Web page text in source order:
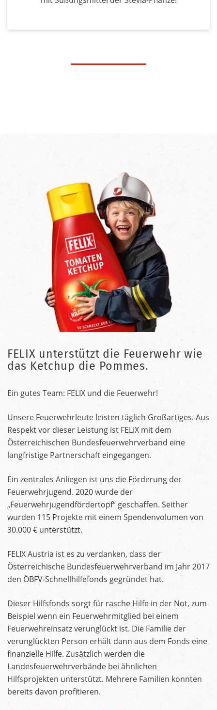
FELIX unterstützt die Feuerwehr wie
das Ketchup die Pommes.
Ein gutes Team: FELIX und die Feuerwehr!
Unsere Feuerwehrleute leisten täglich Großartiges. Aus
Respekt vor dieser Leistung ist FELIX mit dem
Österreichischen Bundesfeuerwehrverband eine
langfristige Partnerschaft eingegangen.
Ein zentrales Anliegen ist uns die Förderung der
Feuerwehrjugend. 2020 wurde der
„Feuerwehrjugendfördertopf“ geschaffen. Seither
wurden 115 Projekte mit einem Spendenvolumen von
30.000 € unterstützt.
FELIX Austria ist es zu verdanken, dass der
Österreichische Bundesfeuerwehrverband im Jahr 2017
den ÖBFV-Schnellhilfefonds gegründet hat.
Dieser Hilfsfonds sorgt für rasche Hilfe in der Not, zum
Beispiel wenn ein Feuerwehrmitglied bei einem
Feuerwehreinsatz verunglückt ist. Die Familie der
verunglückten Person erhält dann aus dem Fonds eine
finanzielle Hilfe. Zusätzlich werden die
Landesfeuerwehrverbände bei ähnlichen
Hilfsprojekten unterstützt. Mehrere Familien konnten
bereits davon profitieren.